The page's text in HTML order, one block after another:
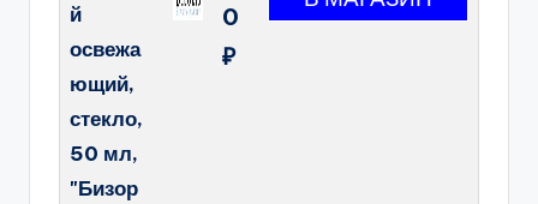
й
освежа
ющий,
стекло,
50 мл,
"Бизор
0
₽